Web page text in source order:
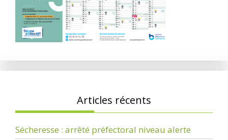
Articles récents
Sécheresse : arrêté préfectoral niveau alerte